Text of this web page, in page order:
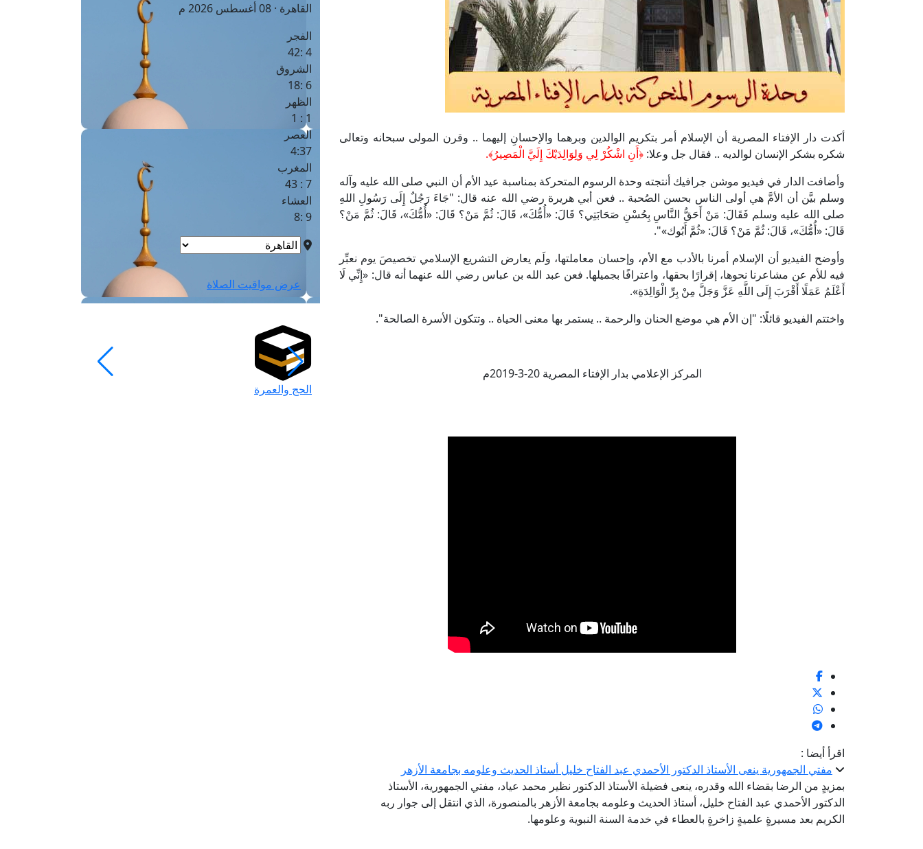
أكدت دار الإفتاء المصرية أن الإسلام أمر بتكريم الوالدين وبرهما والإحسانِ إليهما .. وقرن المولى سبحانه وتعالى
شكره بشكر الإنسان لوالديه .. فقال جل وعلا: ﴿أَنِ اشْكُرْ لِي وَلِوَالِدَيْكَ إِلَيَّ الْمَصِيرُ﴾.
وأضافت الدار في فيديو موشن جرافيك أنتجته وحدة الرسوم المتحركة بمناسبة عيد الأم أن النبي صلى الله عليه وآله
وسلم بيَّن أن الأمَّ هي أولى الناس بحسن الصُحبة .. فعن أبي هريرة رضي الله عنه قال: "جَاءَ رَجُلٌ إِلَى رَسُولِ اللهِ
صلى الله عليه وسلم فَقَالَ: مَنْ أَحَقُّ النَّاسِ بِحُسْنِ صَحَابَتِي؟ قَالَ: «أُمُّكَ»، قَالَ: ثُمَّ مَنْ؟ قَالَ: «أُمُّكَ»، قَالَ: ثُمَّ مَنْ؟
قَالَ: «أُمُّكَ»، قَالَ: ثُمَّ مَنْ؟ قَالَ: «ثُمَّ أَبُوك»".
وأوضح الفيديو أن الإسلام أمرنا بالأدب مع الأم، وإحسان معاملتها، ولَم يعارض التشريع الإسلامي تخصيصَ يوم نعبِّر
فيه للأم عن مشاعرنا نحوها، إقرارًا بحقها، واعترافًا بجميلها. فعن عبد الله بن عباس رضي الله عنهما أنه قال: «إِنِّي لَا
أَعْلَمُ عَمَلًا أَقْرَبَ إِلَى اللَّهِ عَزَّ وَجَلَّ مِنْ بِرِّ الْوَالِدَةِ».
واختتم الفيديو قائلًا: "إن الأم هي موضع الحنان والرحمة .. يستمر بها معنى الحياة .. وتتكون الأسرة الصالحة".
المركز الإعلامي بدار الإفتاء المصرية 20-3-2019م
اقرأ أيضا :
مفتي الجمهورية ينعى الأستاذ الدكتور الأحمدي عبد الفتاح خليل أستاذ الحديث وعلومه بجامعة الأزهر
بمزيدٍ من الرضا بقضاء الله وقدره، ينعى فضيلة الأستاذ الدكتور نظير محمد عياد، مفتي الجمهورية، الأستاذ
الدكتور الأحمدي عبد الفتاح خليل، أستاذ الحديث وعلومه بجامعة الأزهر بالمنصورة، الذي انتقل إلى جوار ربه
الكريم بعد مسيرةٍ علميةٍ زاخرةٍ بالعطاء في خدمة السنة النبوية وعلومها.
القاهرة · 08 أغسطس 2026 م
الفجر
4 :42
الشروق
6 :18
الظهر
1 : 1
العصر
4:37
المغرب
7 : 43
العشاء
9 :8
عرض مواقيت الصلاة
الحج والعمرة